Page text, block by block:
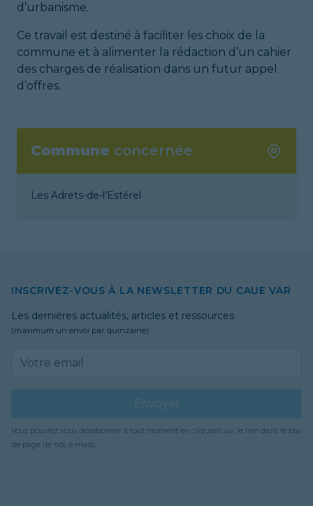
d’urbanisme.
Ce travail est destiné à faciliter les choix de la
commune et à alimenter la rédaction d’un cahier
des charges de réalisation dans un futur appel
d’offres.
Commune concernée
Les Adrets-de-l'Estérel
INSCRIVEZ-VOUS À LA NEWSLETTER DU CAUE VAR
Les dernières actualités, articles et ressources
(maximum un envoi par quinzaine)
Vous pourrez vous désabonner à tout moment en cliquant sur le lien dans le bas
de page de nos e-mails.